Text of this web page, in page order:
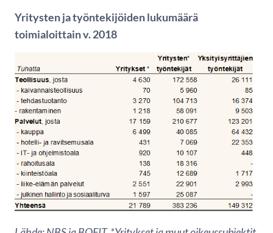
Yritysten ja työntekijöiden lukumäärä
toimialoittain v. 2018